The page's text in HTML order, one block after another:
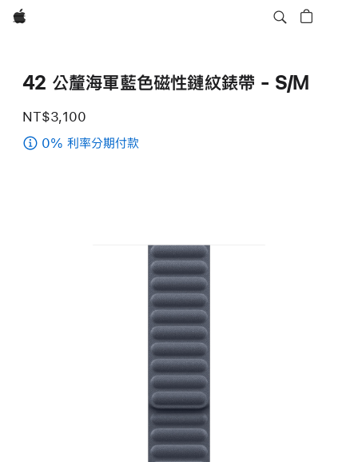
Apple
42 公釐海軍藍色磁性鏈紋錶帶 - S/M
NT$3,100
0% 利率分期付款
色
磁
性
鏈
帶
S/M
navy